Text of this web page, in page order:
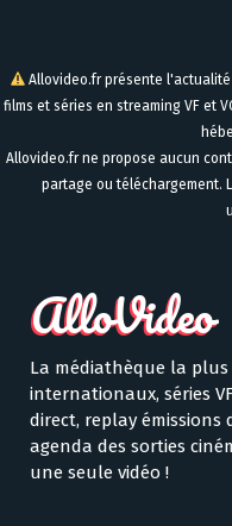
Allovideo.fr présente
films et séries en streaming VF et
Allovideo.fr ne propose aucun
partage ou téléchargement.
La médiathèque la
internationaux, séries
direct, replay émissions
agenda des sorties
une seule vidéo !